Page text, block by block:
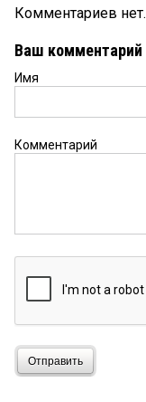
Комментариев нет.
Ваш комментарий
Имя
Комментарий
Отправить